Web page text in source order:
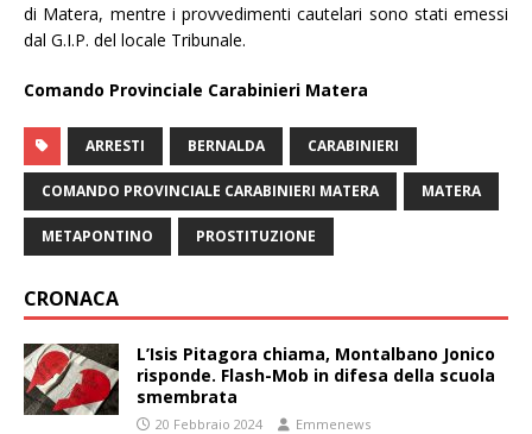
di Matera, mentre i provvedimenti cautelari sono stati emessi
dal G.I.P. del locale Tribunale.
Comando Provinciale Carabinieri Matera
ARRESTI BERNALDA CARABINIERI
COMANDO PROVINCIALE CARABINIERI MATERA MATERA
METAPONTINO PROSTITUZIONE
CRONACA
L’Isis Pitagora chiama, Montalbano Jonico
risponde. Flash-Mob in difesa della scuola
smembrata
20 Febbraio 2024 Emmenews